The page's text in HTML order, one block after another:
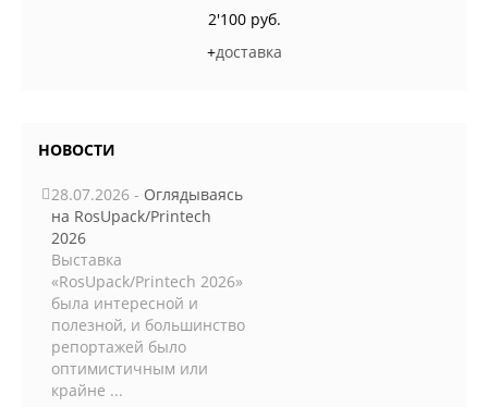
2'100 руб.
+доставка
НОВОСТИ
28.07.2026 - Оглядываясь
на RosUpack/Printech
2026
Выставка
«RosUpack/Printech 2026»
была интересной и
полезной, и большинство
репортажей было
оптимистичным или
крайне ...